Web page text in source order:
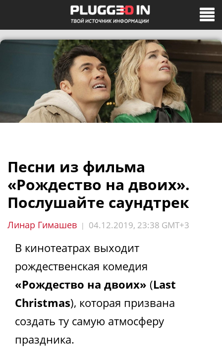
Песни из фильма
«Рождество на двоих».
Послушайте саундтрек
Линар Гимашев | 04.12.2019, 23:38 GMT+3
В кинотеатрах выходит
рождественская комедия
«Рождество на двоих» (Last
Christmas), которая призвана
создать ту самую атмосферу
праздника.